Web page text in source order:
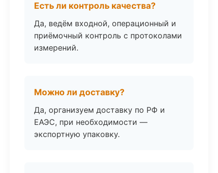
Есть ли контроль качества?
Да, ведём входной, операционный и
приёмочный контроль с протоколами
измерений.
Можно ли доставку?
Да, организуем доставку по РФ и
ЕАЭС, при необходимости —
экспортную упаковку.